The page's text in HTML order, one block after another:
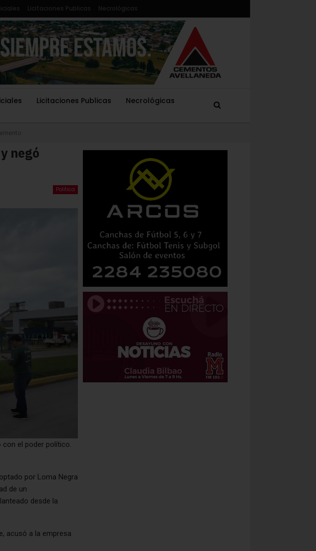
Licitaciones Publicas Necrológicas
Licitaciones Publicas Necrológicas
negó
Política
con el poder político.
por Loma Negra
de un
desde la
acusó a la empresa